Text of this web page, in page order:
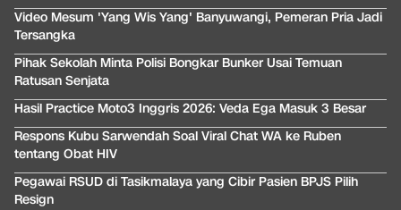
Video Mesum 'Yang Wis Yang' Banyuwangi, Pemeran Pria Jadi
Tersangka
Pihak Sekolah Minta Polisi Bongkar Bunker Usai Temuan
Ratusan Senjata
Hasil Practice Moto3 Inggris 2026: Veda Ega Masuk 3 Besar
Respons Kubu Sarwendah Soal Viral Chat WA ke Ruben
tentang Obat HIV
Pegawai RSUD di Tasikmalaya yang Cibir Pasien BPJS Pilih
Resign